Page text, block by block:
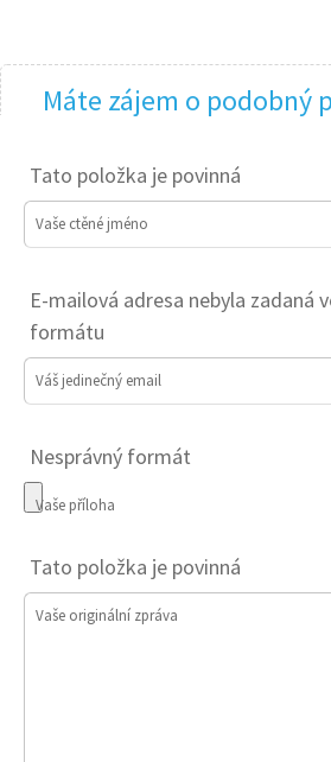
Máte zájem o podobný
Tato položka je povinná
Vaše ctěné jméno
E-mailová adresa nebyla zadaná
formátu
Váš jedinečný email
Nesprávný formát
Vaše příloha
Tato položka je povinná
Vaše originální zpráva